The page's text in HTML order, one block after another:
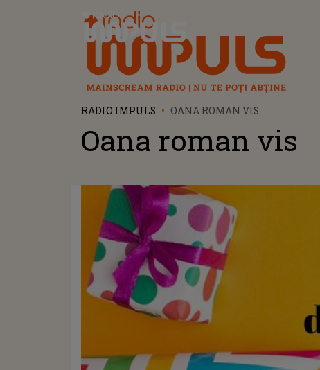
Radio Impuls
RADIO IMPULS OANA ROMAN VIS
Oana roman vis